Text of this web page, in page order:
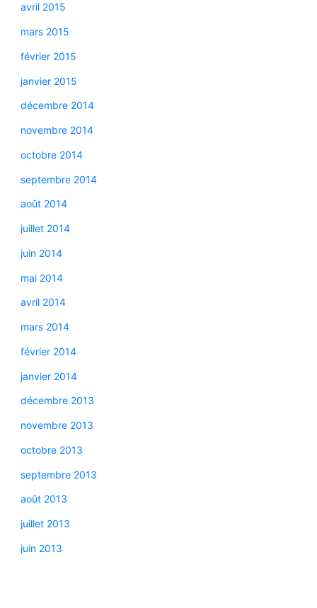
avril 2015
mars 2015
février 2015
janvier 2015
décembre 2014
novembre 2014
octobre 2014
septembre 2014
août 2014
juillet 2014
juin 2014
mai 2014
avril 2014
mars 2014
février 2014
janvier 2014
décembre 2013
novembre 2013
octobre 2013
septembre 2013
août 2013
juillet 2013
juin 2013